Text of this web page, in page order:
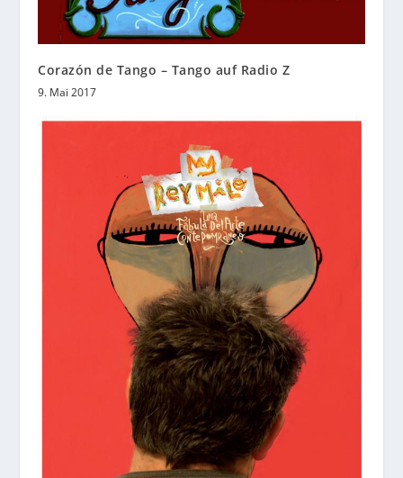
Corazón de Tango – Tango auf Radio Z
9. Mai 2017